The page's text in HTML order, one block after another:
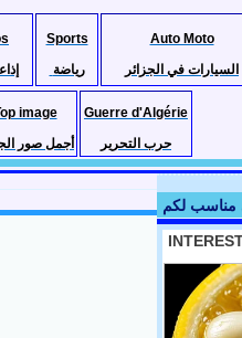
Sports
رياضة
Auto Moto
السيارات في الجزائر
image
أجمل صور
Guerre d'Algérie
حرب التحرير
لكم